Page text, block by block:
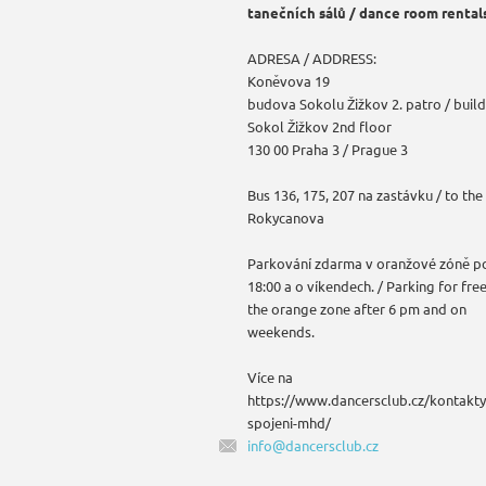
tanečních sálů / dance room
ADRESA / ADDRESS:
Koněvova 19
budova Sokolu Žižkov 2. patro /
Sokol Žižkov 2nd floor
130 00 Praha 3 / Prague 3
Bus 136, 175, 207 na zastávku / to
Rokycanova
Parkování zdarma v oranžové zóně
18:00 a o víkendech. / Parking for
the orange zone after 6 pm and on
weekends.
Více na
https://www.dancersclub.cz/
spojeni-mhd/
info@dancersclub.cz